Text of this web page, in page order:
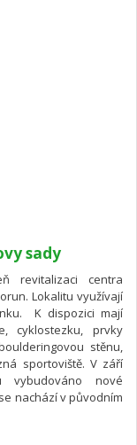
sady
revitalizaci centra
Lokalitu využívají
K dispozici mají
cyklostezku, prvky
stěnu,
sportoviště. V září
nové
nachází v původním